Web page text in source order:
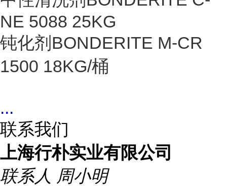
NE 5088 25KG
钝化剂BONDERITE M-CR
1500 18KG/桶
...
联系我们
上海行朴实业有限公司
联系人 周小明